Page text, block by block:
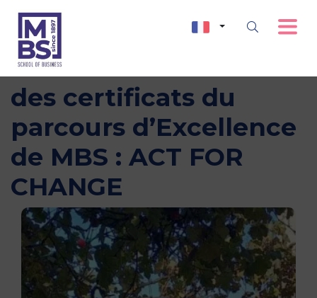
Cérémonie de remise
des certificats du
parcours d’Excellence
de MBS : ACT FOR
CHANGE